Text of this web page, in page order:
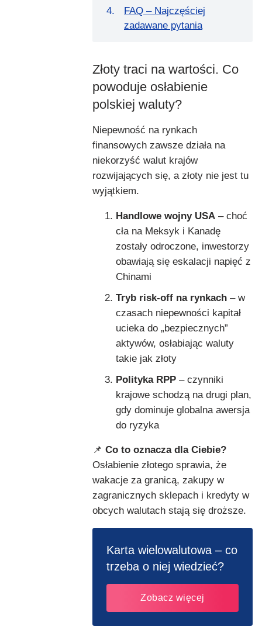
FAQ – Najczęściej
zadawane pytania
Złoty traci na wartości. Co
powoduje osłabienie
polskiej waluty?
Niepewność na rynkach
finansowych zawsze działa na
niekorzyść walut krajów
rozwijających się, a złoty nie jest tu
wyjątkiem.
Handlowe wojny USA – choć
cła na Meksyk i Kanadę
zostały odroczone, inwestorzy
obawiają się eskalacji napięć z
Chinami
Tryb risk-off na rynkach – w
czasach niepewności kapitał
ucieka do „bezpiecznych”
aktywów, osłabiając waluty
takie jak złoty
Polityka RPP – czynniki
krajowe schodzą na drugi plan,
gdy dominuje globalna awersja
do ryzyka
📌 Co to oznacza dla Ciebie?
Osłabienie złotego sprawia, że
wakacje za granicą, zakupy w
zagranicznych sklepach i kredyty w
obcych walutach stają się droższe.
Karta wielowalutowa – co
trzeba o niej wiedzieć?
Zobacz więcej